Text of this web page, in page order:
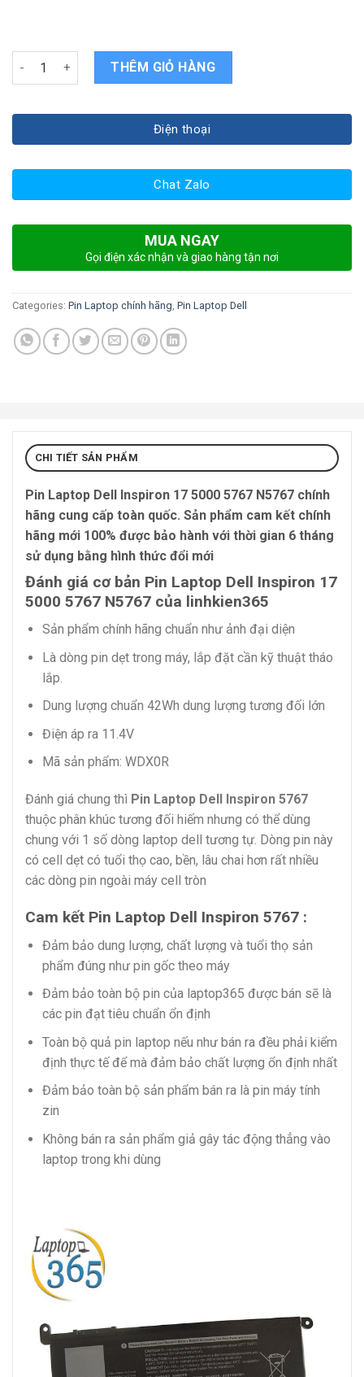
Pin Laptop Dell Inspiron 17 5000 5767 N5767 quantity
THÊM GIỎ HÀNG
Điện thoại
Chat Zalo
MUA NGAY
Gọi điện xác nhận và giao hàng tận nơi
Categories: Pin Laptop chính hãng Pin Laptop Dell
CHI TIẾT SẢN PHẨM
Pin Laptop Dell Inspiron 17 5000 5767 N5767 chính
hãng cung cấp toàn quốc. Sản phẩm cam kết chính
hãng mới 100% được bảo hành với thời gian 6 tháng
sử dụng bằng hình thức đổi mới
Đánh giá cơ bản Pin Laptop Dell Inspiron 17
5000 5767 N5767 của linhkien365
Sản phẩm chính hãng chuẩn như ảnh đại diện
Là dòng pin dẹt trong máy, lắp đặt cần kỹ thuật tháo
lắp.
Dung lượng chuẩn 42Wh dung lượng tương đối lớn
Điện áp ra 11.4V
Mã sản phẩm: WDX0R
Đánh giá chung thì Pin Laptop Dell Inspiron 5767
thuộc phân khúc tương đối hiếm nhưng có thể dùng
chung với 1 số dòng laptop dell tương tự. Dòng pin này
có cell dẹt có tuổi thọ cao, bền, lâu chai hơn rất nhiều
các dòng pin ngoài máy cell tròn
Cam kết Pin Laptop Dell Inspiron 5767 :
Đảm bảo dung lượng, chất lượng và tuổi thọ sản
phẩm đúng như pin gốc theo máy
Đảm bảo toàn bộ pin của laptop365 được bán sẽ là
các pin đạt tiêu chuẩn ổn định
Toàn bộ quả pin laptop nếu như bán ra đều phải kiểm
định thực tế để mà đảm bảo chất lượng ổn định nhất
Đảm bảo toàn bộ sản phẩm bán ra là pin máy tính
zin
Không bán ra sản phẩm giả gây tác động thẳng vào
laptop trong khi dùng